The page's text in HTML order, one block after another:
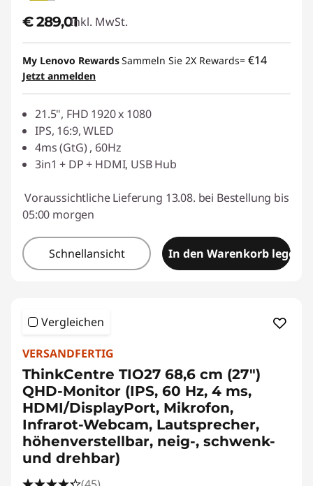
€ 289,01Inkl. MwSt.
My Lenovo RewardsSammeln Sie 2X Rewards= €14
Jetzt anmelden
21.5", FHD 1920 x 1080
IPS, 16:9, WLED
4ms (GtG) , 60Hz
3in1 + DP + HDMI, USB Hub
Voraussichtliche Lieferung 13.08. bei Bestellung bis
05:00 morgen
Schnellansicht In den Warenkorb legen
Vergleichen
VERSANDFERTIG
ThinkCentre TIO27 68,6 cm (27")
QHD-Monitor (IPS, 60 Hz, 4 ms,
HDMI/DisplayPort, Mikrofon,
Infrarot-Webcam, Lautsprecher,
höhenverstellbar, neig-, schwenk-
und drehbar)